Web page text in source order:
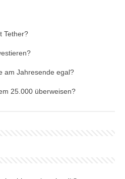
Tether?
am Jahresende egal?
25.000 überweisen?